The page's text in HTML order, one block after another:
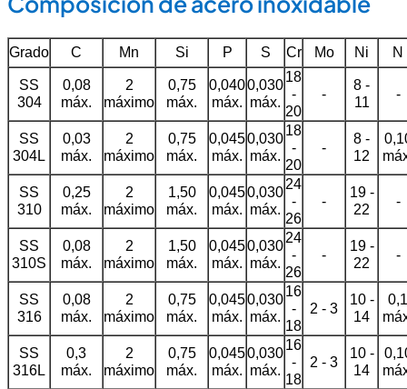
Grado C Mn Si P S Cr Mo Ni
N
SS
304
0,08
máx.
2
máximo
0,75
máx.
0,040
máx.
0,030
máx.
18
-
20
-
8 -
11
-
SS
304L
0,03
máx.
2
máximo
0,75
máx.
0,045
máx.
0,030
máx.
18
-
20
-
8 -
12
SS
310
0,25
máx.
2
máximo
1,50
máx.
0,045
máx.
0,030
máx.
24
-
26
-
19 -
22
-
SS
310S
0,08
máx.
2
máximo
1,50
máx.
0,045
máx.
0,030
máx.
24
-
26
-
19 -
22
-
SS
316
0,08
máx.
2
máximo
0,75
máx.
0,045
máx.
0,030
máx.
16
-
18
2 - 3
10 -
14
0,1
SS
316L
0,3
máx.
2
máximo
0,75
máx.
0,045
máx.
0,030
máx.
16
-
18
2 - 3
10 -
14